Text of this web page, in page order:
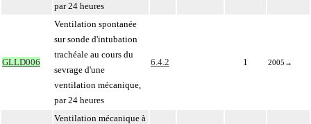
par 24 heures
GLLD006
Ventilation spontanée
sur sonde d'intubation
trachéale au cours du
sevrage d'une
ventilation mécanique,
par 24 heures
6.4.2 1 2005 →
Ventilation mécanique à